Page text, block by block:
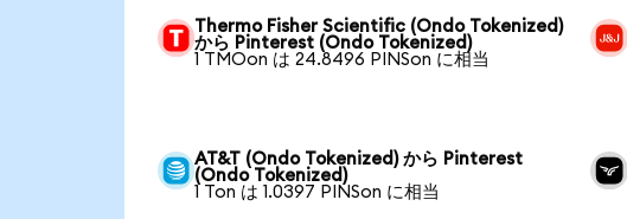
Thermo Fisher Scientific (Ondo Tokenized)
から Pinterest (Ondo Tokenized)
1 TMOon は 24.8496 PINSon に相当
AT&T (Ondo Tokenized) から Pinterest
(Ondo Tokenized)
1 Ton は 1.0397 PINSon に相当